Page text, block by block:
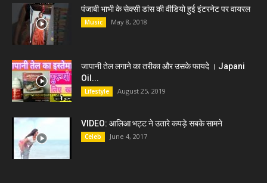
पंजाबी भाभी के सेक्सी डांस की वीडियो हुई इंटरनेट पर वायरल
Music May 8, 2018
जापानी तेल लगाने का तरीका और उसके फायदे । Japani
Oil...
Lifestyle August 25, 2019
VIDEO: आलिआ भट्ट ने उतारे कपड़े सबके सामने
Celeb June 4, 2017